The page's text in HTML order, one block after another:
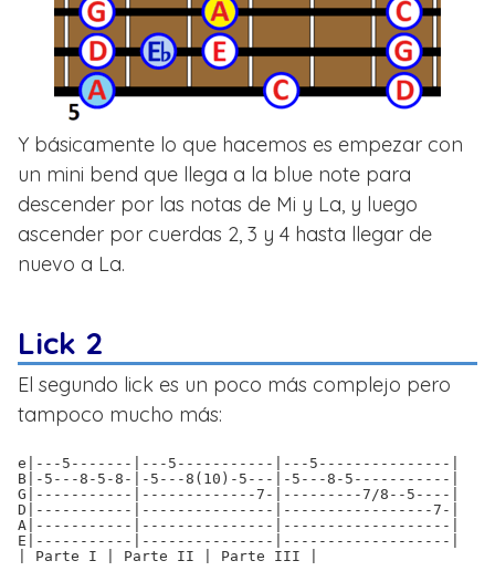
Y básicamente lo que hacemos es empezar con
un mini bend que llega a la blue note para
descender por las notas de Mi y La, y luego
ascender por cuerdas 2, 3 y 4 hasta llegar de
nuevo a La.
Lick 2
El segundo lick es un poco más complejo pero
tampoco mucho más:
e|---5-------|---5-----------|---5---------------|
B|-5---8-5-8-|-5---8(10)-5---|-5---8-5-----------|
G|-----------|-------------7-|---------7/8--5----|
D|-----------|---------------|-----------------7-|
A|-----------|---------------|-------------------|
E|-----------|---------------|-------------------|
| Parte I | Parte II | Parte III |